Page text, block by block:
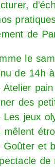
de
le
de 14h
Atelier
des
jeux
mêlent
et
de